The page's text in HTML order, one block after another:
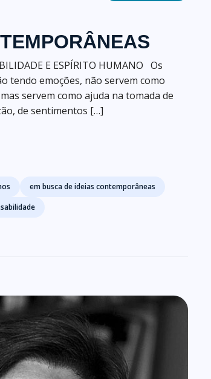
E ESPÍRITO HUMANO Os
tendo emoções, não servem como
servem como ajuda na tomada de
de sentimentos […]
em busca de ideias contemporâneas